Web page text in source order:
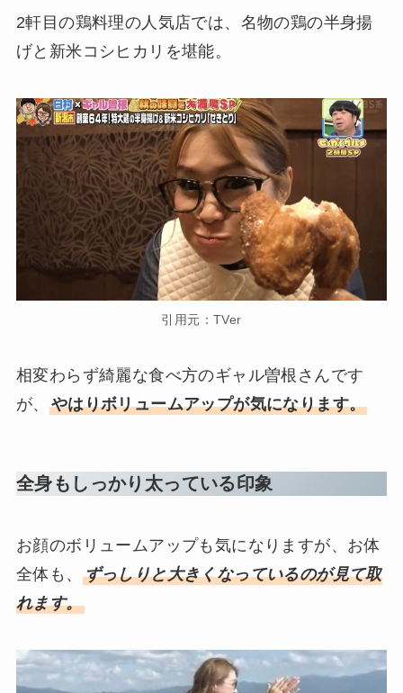
2軒目の鶏料理の人気店では、名物の鶏の半身揚
げと新米コシヒカリを堪能。
引用元：TVer
相変わらず綺麗な食べ方のギャル曽根さんです
が、 やはりボリュームアップが気になります。
全身もしっかり太っている印象
お顔のボリュームアップも気になりますが、お体
全体も、 ずっしりと大きくなっているのが見て取
れます。